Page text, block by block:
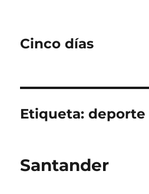
Cinco días
Etiqueta:deporte
Santander